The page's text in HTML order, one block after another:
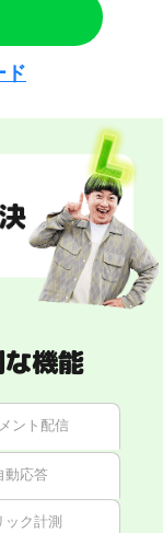
ド
機能
ント配信
動応答
ック計測